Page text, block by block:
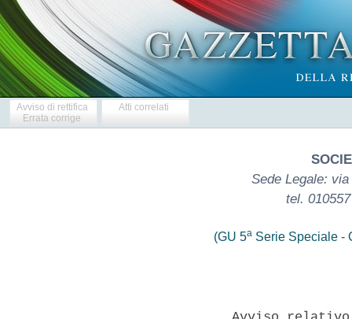
Avviso di rettifica
Errata corrige
Atti correlati
Sede Legale:
tel.
(GU 5a Serie Speciale -